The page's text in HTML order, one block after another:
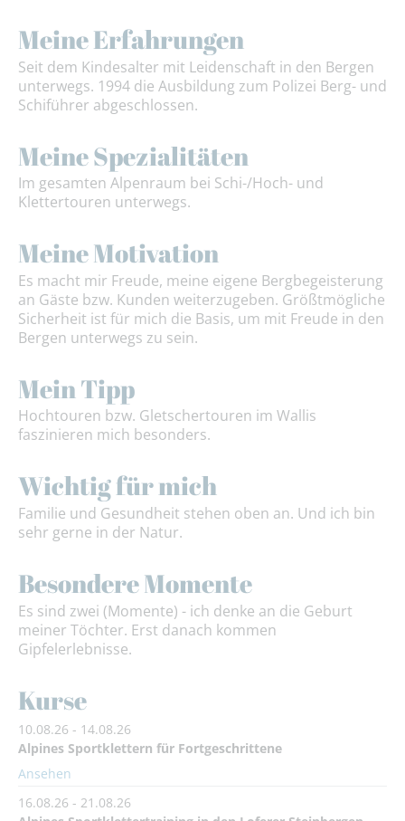
Meine Erfahrungen
Seit dem Kindesalter mit Leidenschaft in den Bergen
unterwegs. 1994 die Ausbildung zum Polizei Berg- und
Schiführer abgeschlossen.
Meine Spezialitäten
Im gesamten Alpenraum bei Schi-/Hoch- und
Klettertouren unterwegs.
Meine Motivation
Es macht mir Freude, meine eigene Bergbegeisterung
an Gäste bzw. Kunden weiterzugeben. Größtmögliche
Sicherheit ist für mich die Basis, um mit Freude in den
Bergen unterwegs zu sein.
Mein Tipp
Hochtouren bzw. Gletschertouren im Wallis
faszinieren mich besonders.
Wichtig für mich
Familie und Gesundheit stehen oben an. Und ich bin
sehr gerne in der Natur.
Besondere Momente
Es sind zwei (Momente) - ich denke an die Geburt
meiner Töchter. Erst danach kommen
Gipfelerlebnisse.
Kurse
10.08.26 - 14.08.26
Alpines Sportklettern für Fortgeschrittene
Ansehen
16.08.26 - 21.08.26